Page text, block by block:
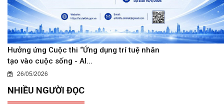
Hưởng ứng Cuộc thi “Ứng dụng trí tuệ nhân
tạo vào cuộc sống - AI...
26/05/2026
NHIỀU NGƯỜI ĐỌC